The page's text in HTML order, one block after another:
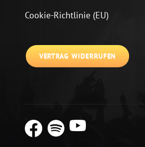
Cookie-Richtlinie (EU)
VERTRAG WIDERRUFEN